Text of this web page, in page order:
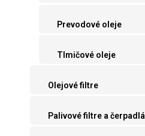
Prevodové oleje
Tlmičové oleje
Olejové filtre
Palivové filtre a čerpadlá